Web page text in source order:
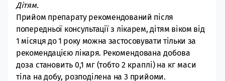
Дітям.
Прийом препарату рекомендований після
попередньої консультації з лікарем,дітям віком від
1 місяця до 1 року можна застосовувати тільки за
рекомендацією лікаря. Рекомендована добова
доза становить 0,1 мг (тобто 2 краплі) на кг маси
тіла на добу, розподілена на 3 прийоми.